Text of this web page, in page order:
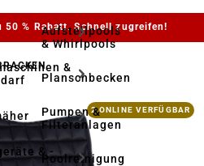
&
& -
Aufstellpools
& Whirlpools
Planschbecken
Pumpen &
Filteranlagen
Poolreinigung
50 % Rabatt. Schnell zugreifen!
2 ONLINE VERFÜGBAR